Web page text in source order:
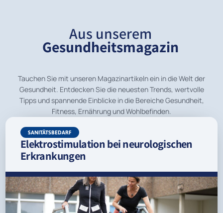
Aus unserem
Gesundheitsmagazin
Tauchen Sie mit unseren Magazinartikeln ein in die Welt der
Gesundheit. Entdecken Sie die neuesten Trends, wertvolle
Tipps und spannende Einblicke in die Bereiche Gesundheit,
Fitness, Ernährung und Wohlbefinden.
SANITÄTSBEDARF
Elektrostimulation bei neurologischen
Erkrankungen